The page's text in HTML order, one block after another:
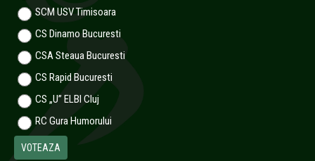
SCM USV Timisoara
CS Dinamo Bucuresti
CSA Steaua Bucuresti
CS Rapid Bucuresti
CS „U” ELBI Cluj
RC Gura Humorului